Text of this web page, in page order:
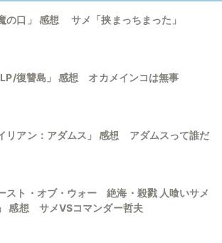
の口」 感想 サメ「挟まっちまった」
復讐島」 感想 オカメインコは無事
イリアン：アダムス」 感想 アダムスって誰だ
ースト・オブ・ウォー 絶海・殺戮 人喰いサメ
感想 サメVSコマンダー哲夫